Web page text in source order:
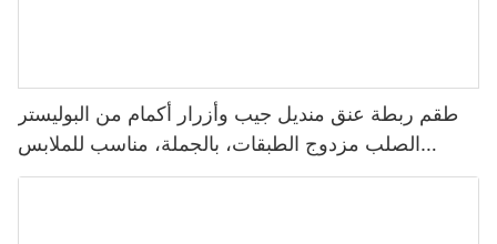
طقم ربطة عنق منديل جيب وأزرار أكمام من البوليستر
الصلب مزدوج الطبقات، بالجملة، مناسب للملابس
الرسمية الرجالية